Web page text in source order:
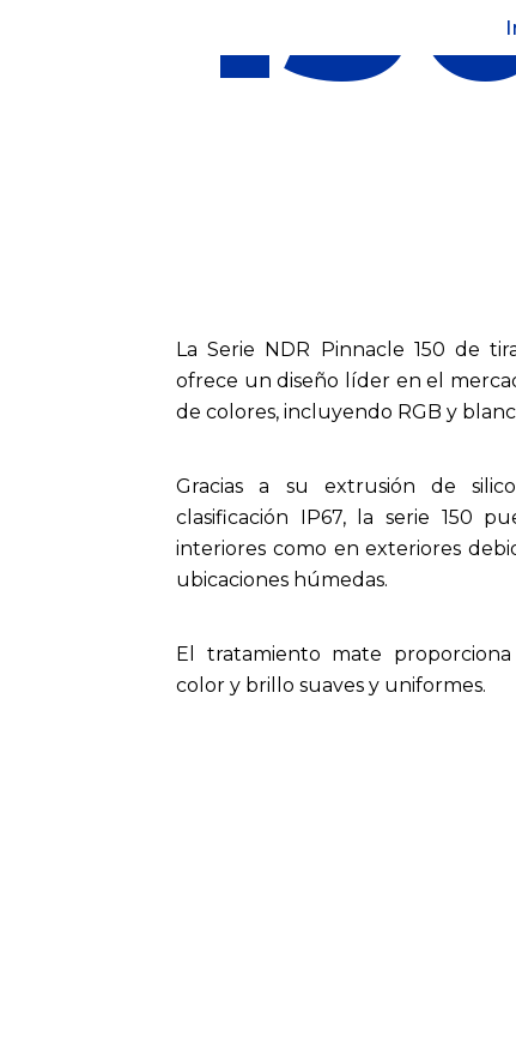
La Serie NDR Pinnacle 150 de
ofrece un diseño líder en el
de colores, incluyendo RGB y
Gracias a su extrusión de
clasificación IP67, la serie 150
interiores como en exteriores
ubicaciones húmedas.
El tratamiento mate
color y brillo suaves y uniformes.